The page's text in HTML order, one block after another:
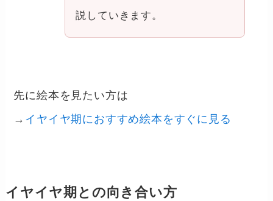
説していきます。
先に絵本を見たい方は
→ イヤイヤ期におすすめ絵本をすぐに見る
イヤイヤ期との向き合い方